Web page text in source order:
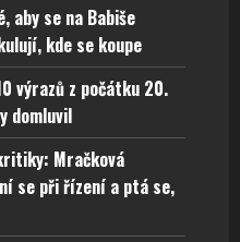
aby se na Babiše
kde se koupe
výrazů z počátku 20.
domluvil
Mračková
se při řízení a ptá se,